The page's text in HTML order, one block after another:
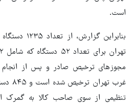
است.
بنابراین
مجوزهای ترخیص صادر و پس از
تنظیمی از سوی صاحب کالا به گمرک